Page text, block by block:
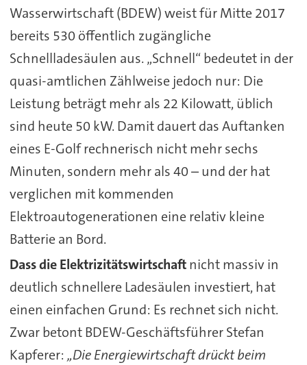
Wasserwirtschaft (BDEW) weist für Mitte 2017
bereits 530 öffentlich zugängliche
Schnellladesäulen aus. „Schnell“ bedeutet in der
quasi-amtlichen Zählweise jedoch nur: Die
Leistung beträgt mehr als 22 Kilowatt, üblich
sind heute 50 kW. Damit dauert das Auftanken
eines E-Golf rechnerisch nicht mehr sechs
Minuten, sondern mehr als 40 – und der hat
verglichen mit kommenden
Elektroautogenerationen eine relativ kleine
Batterie an Bord.
Dass die Elektrizitätswirtschaftnicht massiv in
deutlich schnellere Ladesäulen investiert, hat
einen einfachen Grund: Es rechnet sich nicht.
Zwar betont BDEW-Geschäftsführer Stefan
Kapferer: „Die Energiewirtschaft drückt beim